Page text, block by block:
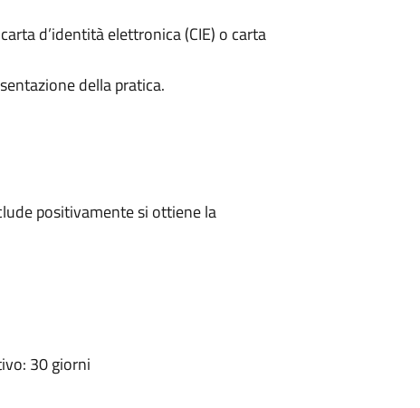
d’identità elettronica (CIE) o carta
della pratica.
positivamente si ottiene la
30 giorni